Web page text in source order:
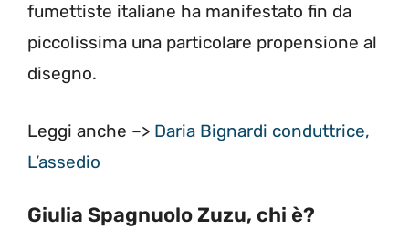
fumettiste italiane ha manifestato fin da
piccolissima una particolare propensione al
disegno.
Leggi anche –> Daria Bignardi conduttrice,
L’assedio
Giulia Spagnuolo Zuzu, chi è?